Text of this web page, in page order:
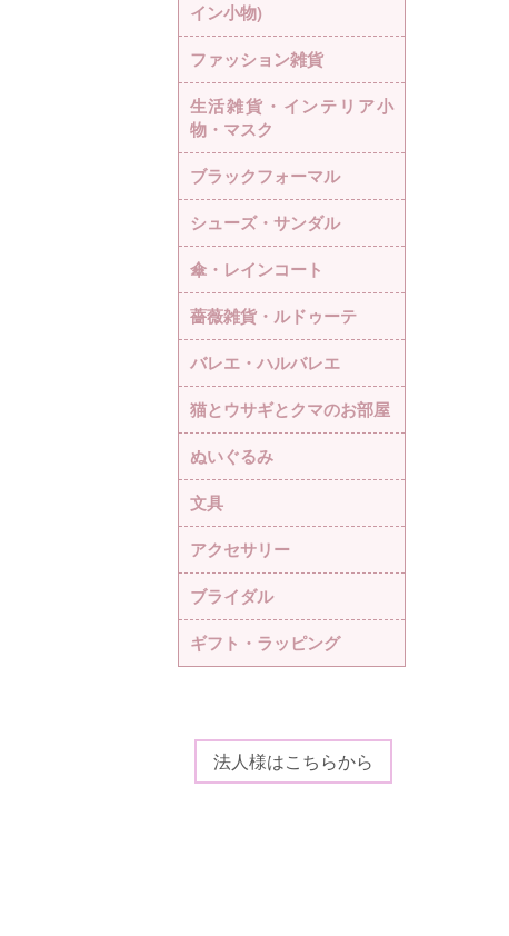
イン小物)
ファッション雑貨
生活雑貨・インテリア小
物・マスク
ブラックフォーマル
シューズ・サンダル
傘・レインコート
薔薇雑貨・ルドゥーテ
バレエ・ハルバレエ
猫とウサギとクマのお部屋
ぬいぐるみ
文具
アクセサリー
ブライダル
ギフト・ラッピング
法人様はこちらから